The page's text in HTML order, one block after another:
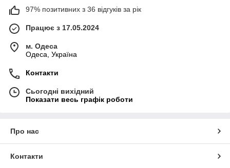
97% позитивних з 36 відгуків за рік
Працює з 17.05.2024
м. Одеса
Одеса, Україна
Контакти
Сьогодні вихідний
Показати весь графік роботи
Про нас
Контакти